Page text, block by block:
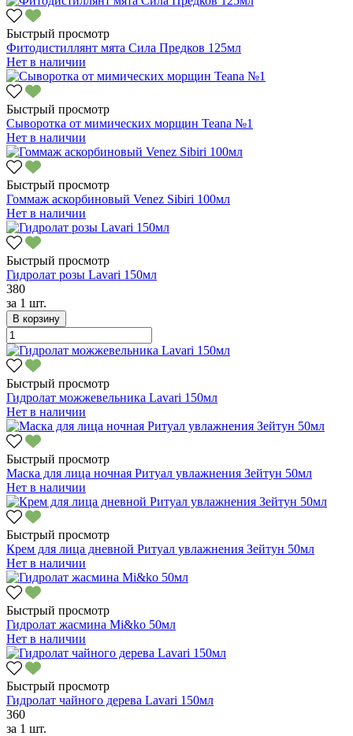
Быстрый просмотр
Фитодистиллянт мята Сила Предков 125мл
Нет в наличии
Быстрый просмотр
Сыворотка от мимических морщин Teana №1
Нет в наличии
Быстрый просмотр
Гоммаж аскорбиновый Venez Sibiri 100мл
Нет в наличии
Быстрый просмотр
Гидролат розы Lavari 150мл
380
за 1 шт.
В корзину
Быстрый просмотр
Гидролат можжевельника Lavari 150мл
Нет в наличии
Быстрый просмотр
Маска для лица ночная Ритуал увлажнения Зейтун 50мл
Нет в наличии
Быстрый просмотр
Крем для лица дневной Ритуал увлажнения Зейтун 50мл
Нет в наличии
Быстрый просмотр
Гидролат жасмина Mi&ko 50мл
Нет в наличии
Быстрый просмотр
Гидролат чайного дерева Lavari 150мл
360
за 1 шт.